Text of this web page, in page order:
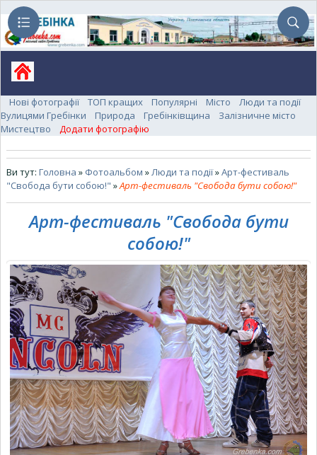
Нові фотографії ТОП кращих Популярні Місто
Люди та події
Вулицями Гребінки
Природа Гребінківщина
Залізничне місто
Мистецтво
Додати фотографію
Ви тут: Головна » Фотоальбом » Люди та події»Арт-фестиваль
"Свобода бути собою!" »Арт-фестиваль "Свобода бути собою!"
Арт-фестиваль "Свобода бути
собою!"